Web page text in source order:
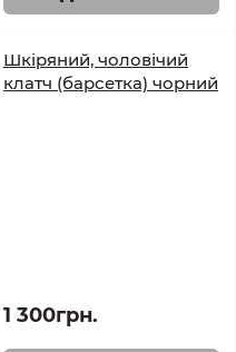
Шкіряний, чоловічий
клатч (барсетка) чорний
1 300грн.